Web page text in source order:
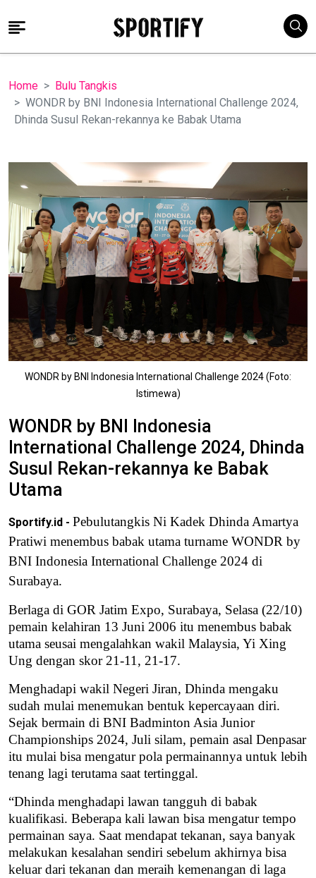
Home
Bulu Tangkis
WONDR by BNI Indonesia International Challenge 2024,
Dhinda Susul Rekan-rekannya ke Babak Utama
WONDR by BNI Indonesia International Challenge 2024 (Foto:
Istimewa)
WONDR by BNI Indonesia
International Challenge 2024, Dhinda
Susul Rekan-rekannya ke Babak
Utama
Sportify.id - Pebulutangkis Ni Kadek Dhinda Amartya
Pratiwi menembus babak utama turname WONDR by
BNI Indonesia International Challenge 2024 di
Surabaya.
Berlaga di GOR Jatim Expo, Surabaya, Selasa (22/10)
pemain kelahiran 13 Juni 2006 itu menembus babak
utama seusai mengalahkan wakil Malaysia, Yi Xing
Ung dengan skor 21-11, 21-17.
Menghadapi wakil Negeri Jiran, Dhinda mengaku
sudah mulai menemukan bentuk kepercayaan diri.
Sejak bermain di BNI Badminton Asia Junior
Championships 2024, Juli silam, pemain asal Denpasar
itu mulai bisa mengatur pola permainannya untuk lebih
tenang lagi terutama saat tertinggal.
“Dhinda menghadapi lawan tangguh di babak
kualifikasi. Beberapa kali lawan bisa mengatur tempo
permainan saya. Saat mendapat tekanan, saya banyak
melakukan kesalahan sendiri sebelum akhirnya bisa
keluar dari tekanan dan meraih kemenangan di laga